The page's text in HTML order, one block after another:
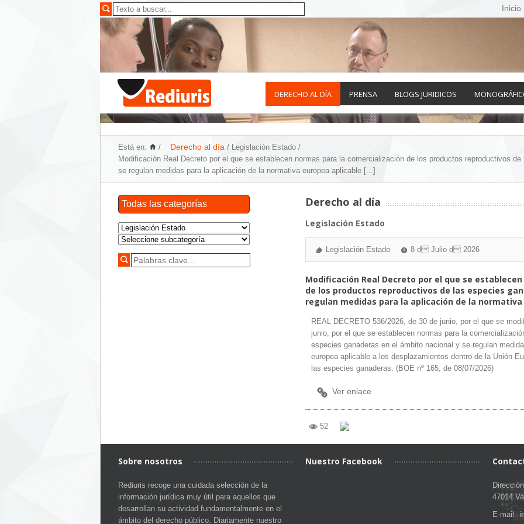
Inicio
DERECHO AL DÍA PRENSA BLOGS JURIDICOS
Está en: / Derecho al día / Legislación Estado /
Modificación Real Decreto por el que se establecen normas para la comercialización de los productos reproductivos
se regulan medidas para la aplicación de la normativa europea aplicable [...]
Todas las categorías Derecho al día
Legislación Estado
Legislación Estado 8 d Julio d 2026
Modificación Real Decreto por el que se
de los productos reproductivos de las especies
regulan medidas para la aplicación de la
REAL DECRETO 536/2026, de 30 de junio, por el que se
junio, por el que se establecen normas para la
especies ganaderas en el ámbito nacional y se regulan
europea aplicable a los desplazamientos dentro de la Unión
las especies ganaderas. (BOE nº 165, de 08/07/2026)
Ver enlace
52
Sobre nosotros
Rediuris recoge una cuidada selección de la
información jurídica muy útil para aquellos que
desarrollan su actividad fundamentalmente en el
ámbito del derecho público. Diariamente nuestro
Nuestro Facebook
47014
E-mail: